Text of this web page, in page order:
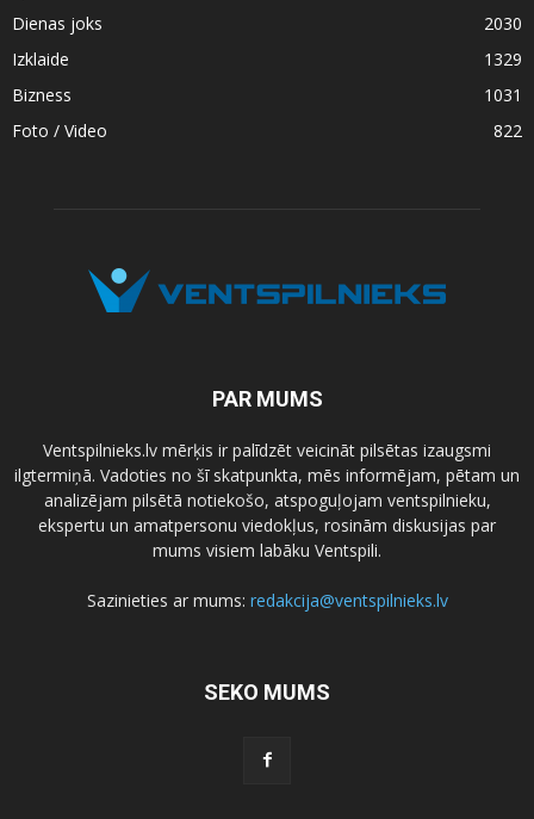
Dienas joks
2030
Izklaide
1329
Bizness
1031
Foto / Video
822
PAR MUMS
Ventspilnieks.lv mērķis ir palīdzēt veicināt pilsētas izaugsmi
ilgtermiņā. Vadoties no šī skatpunkta, mēs informējam, pētam un
analizējam pilsētā notiekošo, atspoguļojam ventspilnieku,
ekspertu un amatpersonu viedokļus, rosinām diskusijas par
mums visiem labāku Ventspili.
Sazinieties ar mums: redakcija@ventspilnieks.lv
SEKO MUMS